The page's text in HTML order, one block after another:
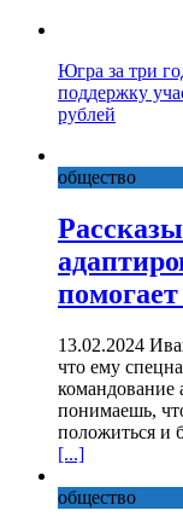
Югра за три
поддержку
рублей
общество
13.02.2024
что ему
понимаешь,
положиться и
[...]
общество